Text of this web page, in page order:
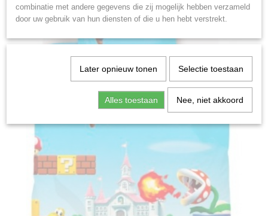
combinatie met andere gegevens die zij mogelijk hebben verzameld
door uw gebruik van hun diensten of die u hen hebt verstrekt.
Later opnieuw tonen Selectie toestaan
Alles toestaan Nee, niet akkoord